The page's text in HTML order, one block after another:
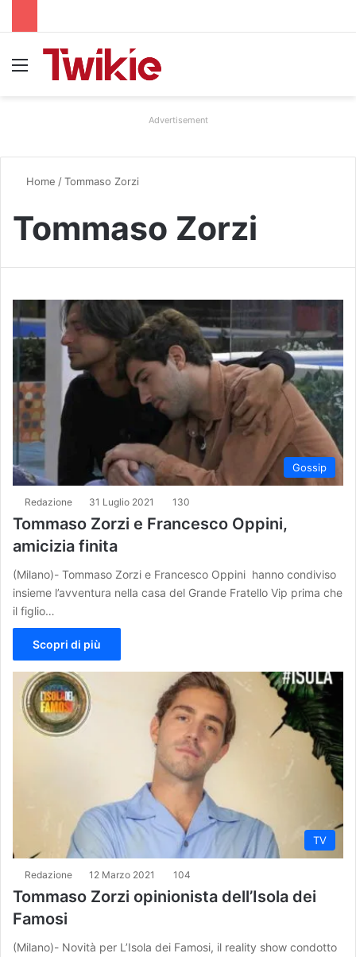
Advertisement
Home /Tommaso Zorzi
Tommaso Zorzi
Gossip
Redazione 31 Luglio 2021 130
Tommaso Zorzi e Francesco Oppini,
amicizia finita
(Milano)- Tommaso Zorzi e Francesco Oppini hanno condiviso
insieme l’avventura nella casa del Grande Fratello Vip prima che
il figlio…
Scopri di più
TV
Redazione 12 Marzo 2021 104
Tommaso Zorzi opinionista dell’Isola dei
Famosi
(Milano)- Novità per L’Isola dei Famosi, il reality show condotto